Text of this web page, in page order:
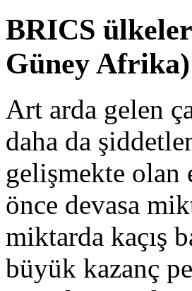
BRICS
Güney Afrika)
Art arda gelen
daha da
gelişmekte olan
önce devasa
miktarda kaçış
büyük kazanç